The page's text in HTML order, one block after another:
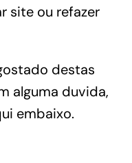
site ou refazer
destas
alguma duvida,
embaixo.